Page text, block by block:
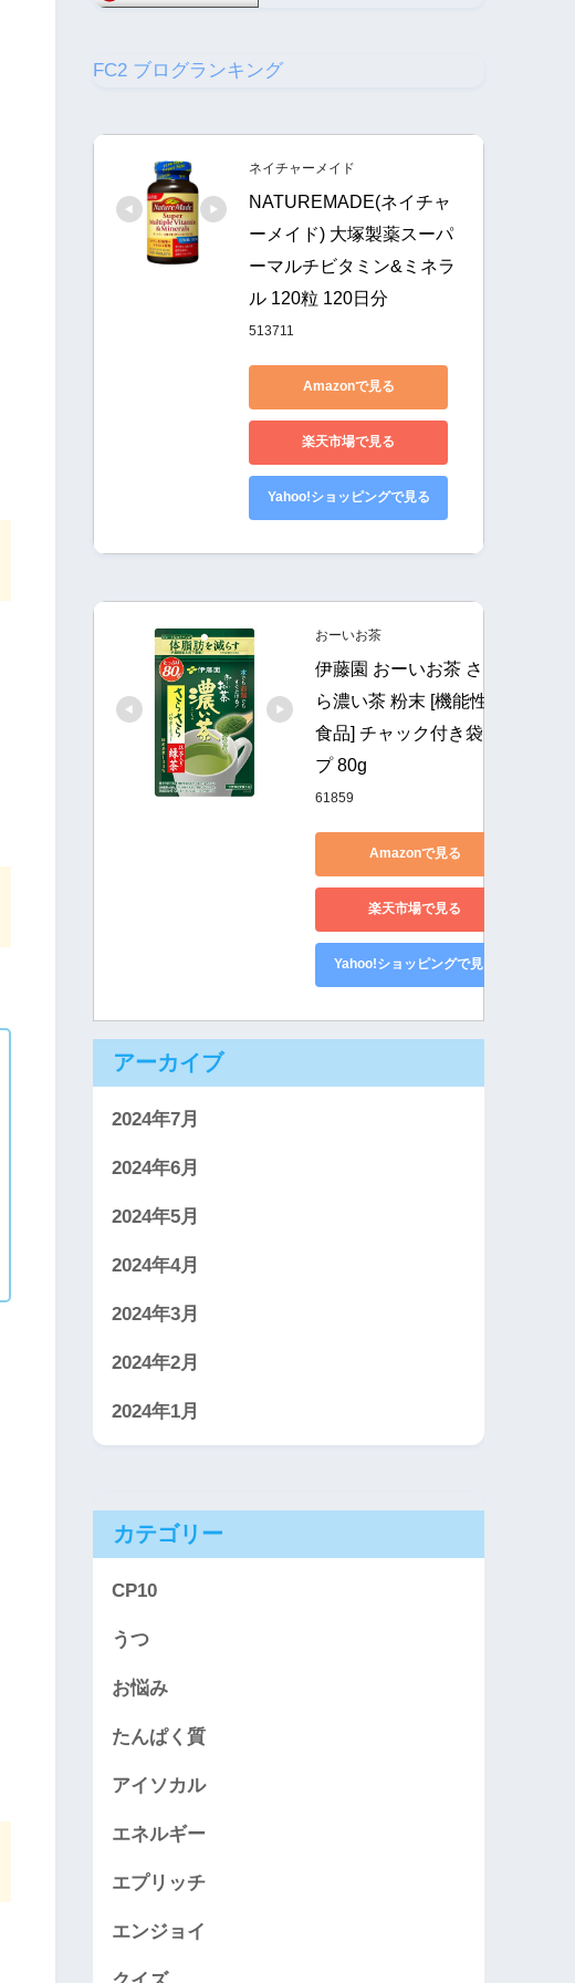
FC2 ブログランキング
ネイチャーメイド
NATUREMADE(ネイチャ
ーメイド) 大塚製薬スーパ
ーマルチビタミン&ミネラ
ル 120粒 120日分
513711
Amazonで見る
楽天市場で見る
Yahoo!ショッピングで見る
おーいお茶
伊藤園 おーいお茶 さらさ
ら濃い茶 粉末 [機能性表示
食品] チャック付き袋タイ
プ 80g
61859
Amazonで見る
楽天市場で見る
Yahoo!ショッピングで見る
アーカイブ
2024年7月
2024年6月
2024年5月
2024年4月
2024年3月
2024年2月
2024年1月
カテゴリー
CP10
うつ
お悩み
たんぱく質
アイソカル
エネルギー
エプリッチ
エンジョイ